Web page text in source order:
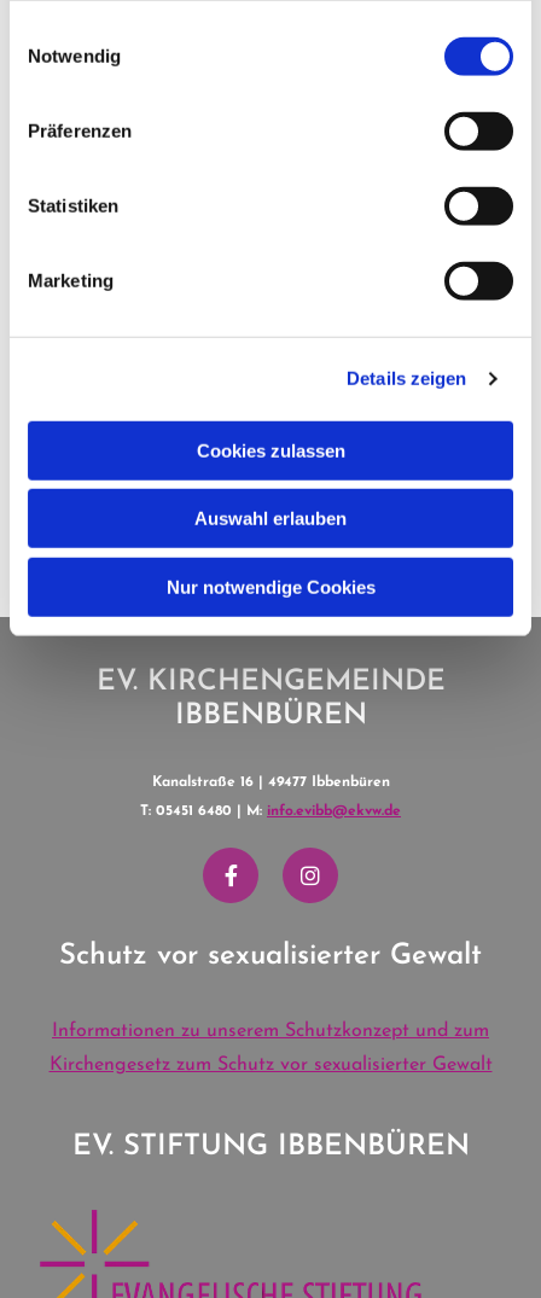
Notwendig
Präferenzen
Statistiken
Marketing
Details zeigen
Cookies zulassen
Auswahl erlauben
Nur notwendige Cookies
EV. KIRCHENGEMEINDE
IBBENBÜREN
Kanalstraße 16 | 49477 Ibbenbüren
T: 05451 6480 | M: info.evibb@ekvw.de
Schutz vor sexualisierter Gewalt
Informationen zu unserem Schutzkonzept und zum
Kirchengesetz zum Schutz vor sexualisierter Gewalt
EV. STIFTUNG IBBENBÜREN